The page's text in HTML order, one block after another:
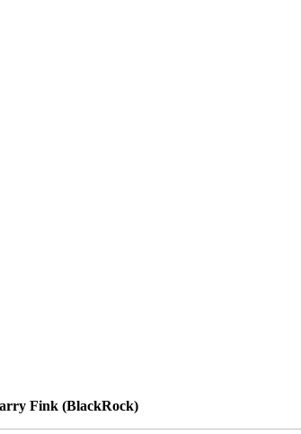
Fink (BlackRock)